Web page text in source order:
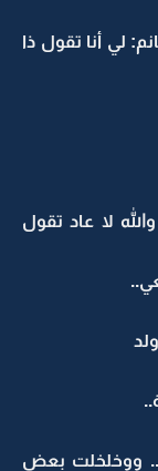
لي أنا تقول ذا
لا عاد تقول
ووخلخلت بعض